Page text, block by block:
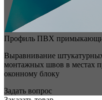
Профиль ПВХ
Выравнивание
монтажных швов в местах
оконному блоку
Задать вопрос